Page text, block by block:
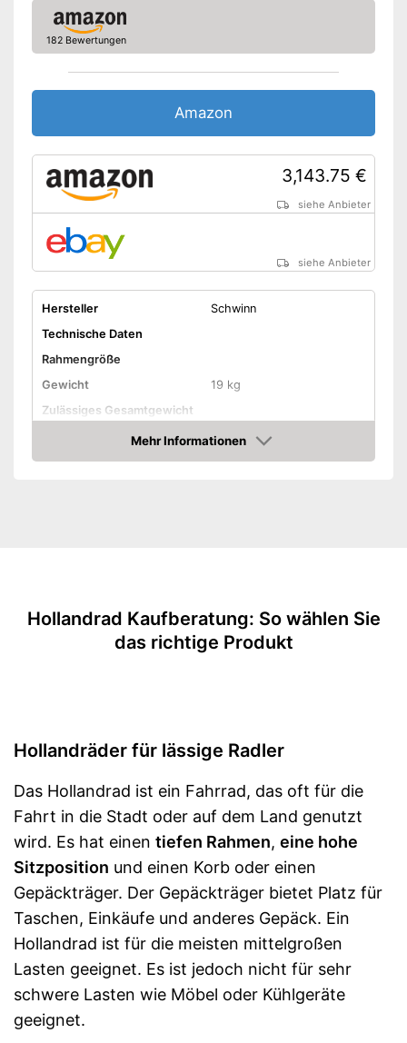
Rücktrittbremse
Gepäckträger
Ständer
Vorteile
Integrierte Beleuchtung
Amazon Lieferzeit
siehe Anbieter
182 Bewertungen
Amazon
3,143.75 €
siehe Anbieter
siehe Anbieter
Hersteller
Schwinn
Technische Daten
Rahmengröße
Gewicht
19 kg
Zulässiges Gesamtgewicht
Material Rahmen
Stahl
Reifengröße
16 Zoll
Rücktrittbremse
Vorteile
siehe Anbieter
Mehr Informationen
Amazon
Hollandrad Kaufberatung: So wählen Sie
das richtige Produkt
Hollandräder für lässige Radler
Das Hollandrad ist ein Fahrrad, das oft für die
Fahrt in die Stadt oder auf dem Land genutzt
wird. Es hat einen tiefen Rahmen, eine hohe
Sitzposition und einen Korb oder einen
Gepäckträger. Der Gepäckträger bietet Platz für
Taschen, Einkäufe und anderes Gepäck. Ein
Hollandrad ist für die meisten mittelgroßen
Lasten geeignet. Es ist jedoch nicht für sehr
schwere Lasten wie Möbel oder Kühlgeräte
geeignet.